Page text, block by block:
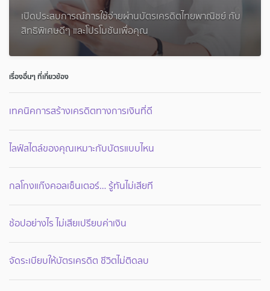
เปิดประสบการณ์การใช้จ่ายผ่านบัตรเครดิตไทยพาณิชย์ กับ
สิทธิพิเศษดีๆ และโปรโมชันเพื่อคุณ
เรื่องอื่นๆ ที่เกี่ยวข้อง
เทคนิคการสร้างเครดิตทางการเงินที่ดี
ไลฟ์สไตล์ของคุณเหมาะกับบัตรแบบไหน
กลโกงแก๊งคอลเซ็นเตอร์… รู้ทันไม่เสียที
ช้อปอย่างไร ไม่เสียเปรียบค่าเงิน
จัดระเบียบให้บัตรเครดิต ชีวิตไม่ติดลบ